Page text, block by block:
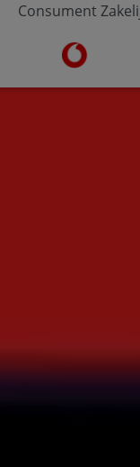
Consument
Ga naar de